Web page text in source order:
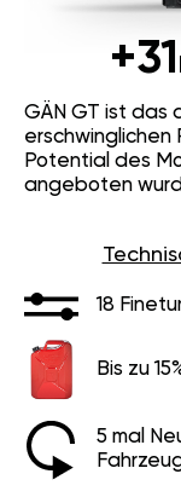
+31
GÄN GT ist das
erschwinglichen
Potential des
angeboten
18
Bis zu
5 mal